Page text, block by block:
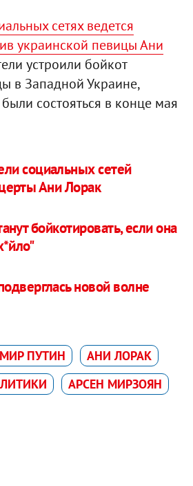
сетях ведется
украинской певицы Ани
устроили бойкот
в Западной Украине,
состояться в конце мая
социальных сетей
Ани Лорак
бойкотировать, если она
новой волне
ПУТИН
АНИ ЛОРАК
АРСЕН МИРЗОЯН